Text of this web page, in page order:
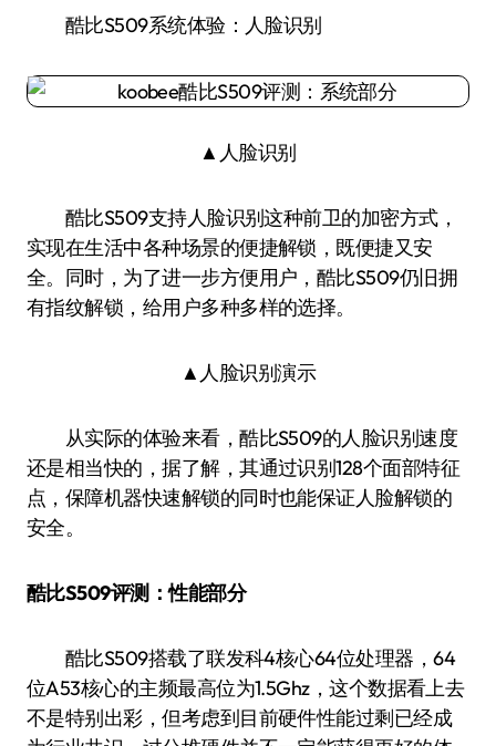
酷比S509系统体验：人脸识别
▲人脸识别
酷比S509支持人脸识别这种前卫的加密方式，
实现在生活中各种场景的便捷解锁，既便捷又安
全。同时，为了进一步方便用户，酷比S509仍旧拥
有指纹解锁，给用户多种多样的选择。
▲人脸识别演示
从实际的体验来看，酷比S509的人脸识别速度
还是相当快的，据了解，其通过识别128个面部特征
点，保障机器快速解锁的同时也能保证人脸解锁的
安全。
酷比S509评测：性能部分
酷比S509搭载了联发科4核心64位处理器，64
位A53核心的主频最高位为1.5Ghz，这个数据看上去
不是特别出彩，但考虑到目前硬件性能过剩已经成